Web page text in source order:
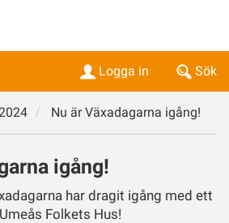
Sök
Logga in
Nu är Växadagarna igång!
igång!
har dragit igång med ett
Folkets Hus!